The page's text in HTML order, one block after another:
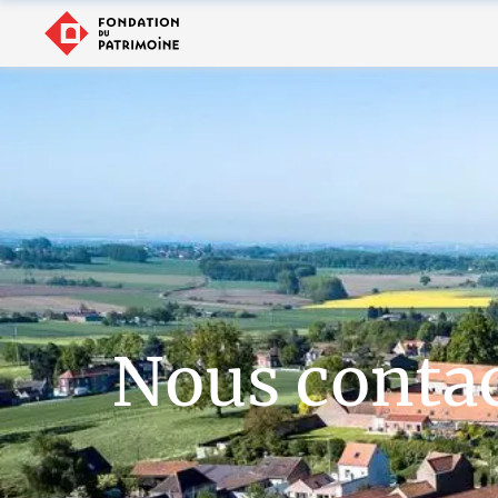
Nous